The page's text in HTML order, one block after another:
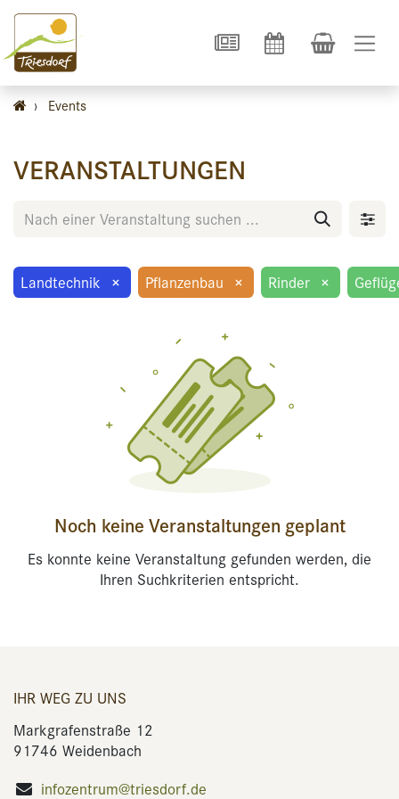
› Events
VERANSTALTUNGEN
Landtechnik × Pflanzenbau × Rinder ×
Noch keine Veranstaltungen geplant
Es konnte keine Veranstaltung gefunden werden, die
Ihren Suchkriterien entspricht.
IHR WEG ZU UNS
Markgrafenstraße 12
91746 Weidenbach
infozentrum@triesdorf.de